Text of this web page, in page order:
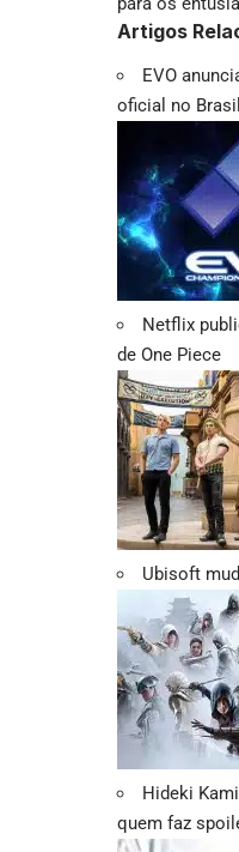
Artigos
EVO
oficial no Brasil
Netflix
de One Piece
Ubisoft
Hideki
quem faz